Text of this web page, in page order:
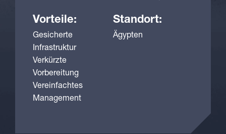
Vorteile:
Gesicherte
Infrastruktur
Verkürzte
Vorbereitung
Vereinfachtes
Management
Standort:
Ägypten